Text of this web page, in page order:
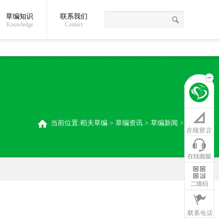
关于我们 草编常识 稻夫草编制品厂
草编知识
Knowledge
联系我们
Contact
当前位置:稻夫草编 > 草编资讯 > 草编新闻 >